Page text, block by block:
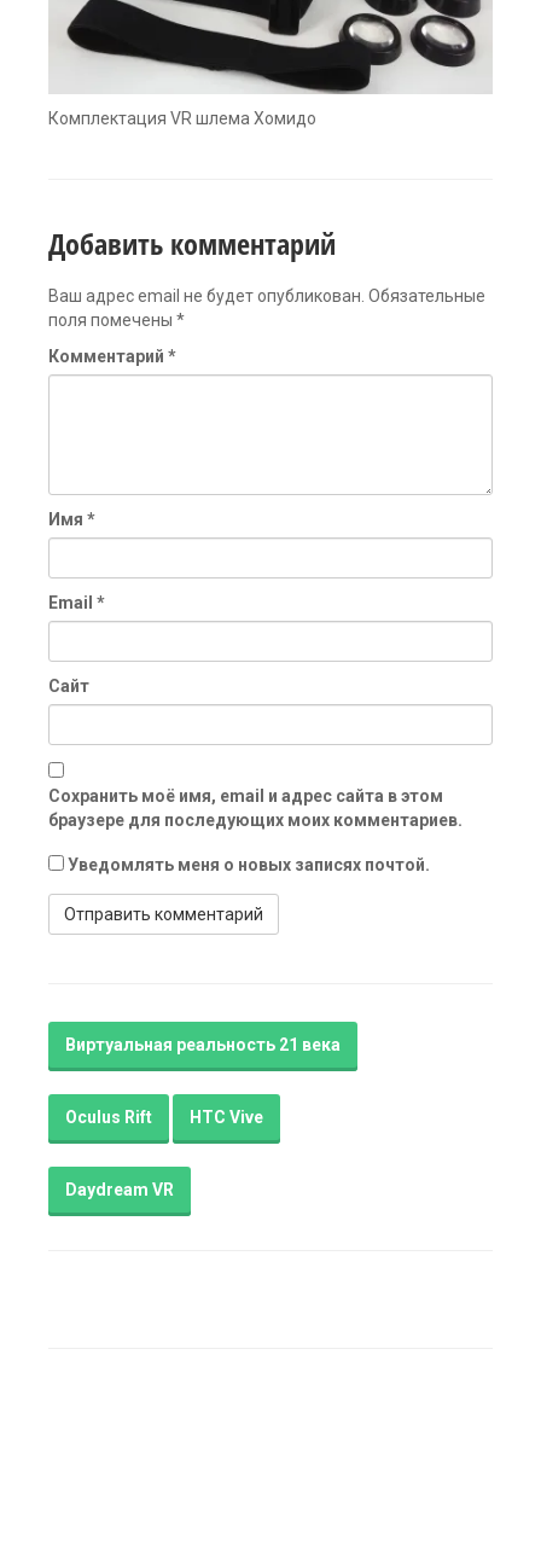
Комплектация VR шлема Хомидо
Добавить комментарий
Ваш адрес email не будет опубликован. Обязательные
поля помечены *
Комментарий *
Имя *
Email *
Сайт
Сохранить моё имя, email и адрес сайта в этом
браузере для последующих моих комментариев.
Уведомлять меня о новых записях почтой.
Виртуальная реальность 21 века
Oculus Rift HTC Vive
Daydream VR